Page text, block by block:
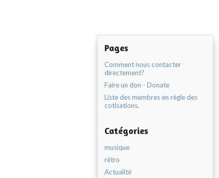
Pages
Comment nous contacter
directement?
Faire un don - Donate
Liste des membres en règle des
cotisations.
Catégories
musique
rétro
Actualité